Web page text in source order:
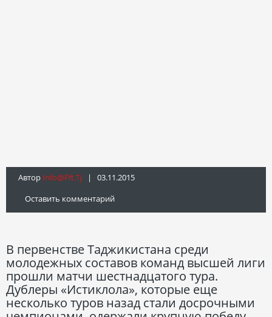
Автор Info@fft.tj | 03.11.2015
Оставить комментарий
В первенстве Таджикистана среди
молодежных составов команд высшей лиги
прошли матчи шестнадцатого тура.
Дублеры «Истиклола», которые еще
несколько туров назад стали досрочными